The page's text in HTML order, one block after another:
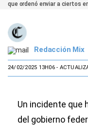
que ordenó enviar a ciertos
Redacción Mix
24/02/2025 13H06-
Un incidente que
del gobierno